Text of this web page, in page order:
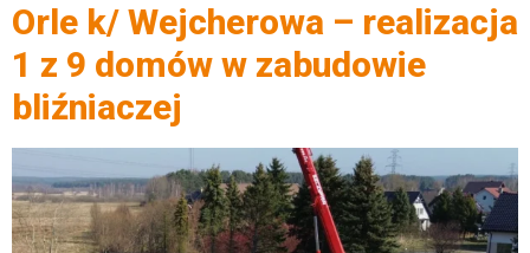
Orle k/ Wejcherowa – realizacja
1 z 9 domów w zabudowie
bliźniaczej